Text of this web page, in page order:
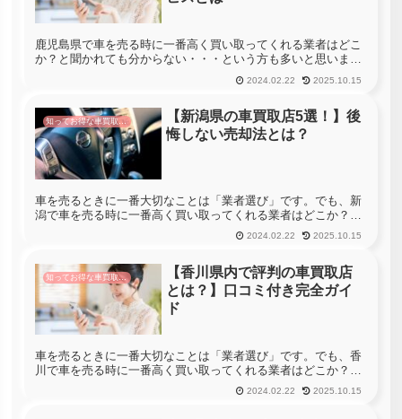
鹿児島県で車を売る時に一番高く買い取ってくれる業者はどこ
か？と聞かれても分からない・・・という方も多いと思いま
す。鹿児島県には402社の車買取店があります。車を売る時に
鹿児島県のすべての店舗へ査定に行くことができれば一番高く
2024.02.22 2025.10.15
知ってお得な車買取情報
【新潟県の車買取店5選！】後
悔しない売却法とは？
車を売るときに一番大切なことは「業者選び」です。でも、新
潟で車を売る時に一番高く買い取ってくれる業者はどこか？っ
て聞かれても分からない・・・という方も多いと思います。新
潟には498社の車買取店があります。車を売る時に新潟のすべ
2024.02.22 2025.10.15
知ってお得な車買取情報
【香川県内で評判の車買取店
とは？】口コミ付き完全ガイ
ド
車を売るときに一番大切なことは「業者選び」です。でも、香
川で車を売る時に一番高く買い取ってくれる業者はどこか？っ
て聞かれても分からない・・・という方も多いと思います。香
川には102社の車買取店があります。車を売る時に香川のすべ
2024.02.22 2025.10.15